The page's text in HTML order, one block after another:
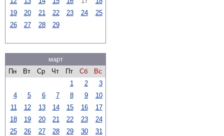
19
20 21 22 23 24
25
26
27 28 29
март
Пн
Вт Ср Чт Пт Сб
Вс
1
2
3
4
5 6 7 8 9
10
11
12 13 14 15 16
17
18
19 20 21 22 23
24
25
26 27 28 29 30 31